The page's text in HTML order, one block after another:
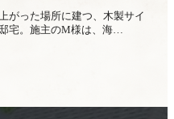
がった場所に建つ、木製サイ
宅。施主のM様は、海…